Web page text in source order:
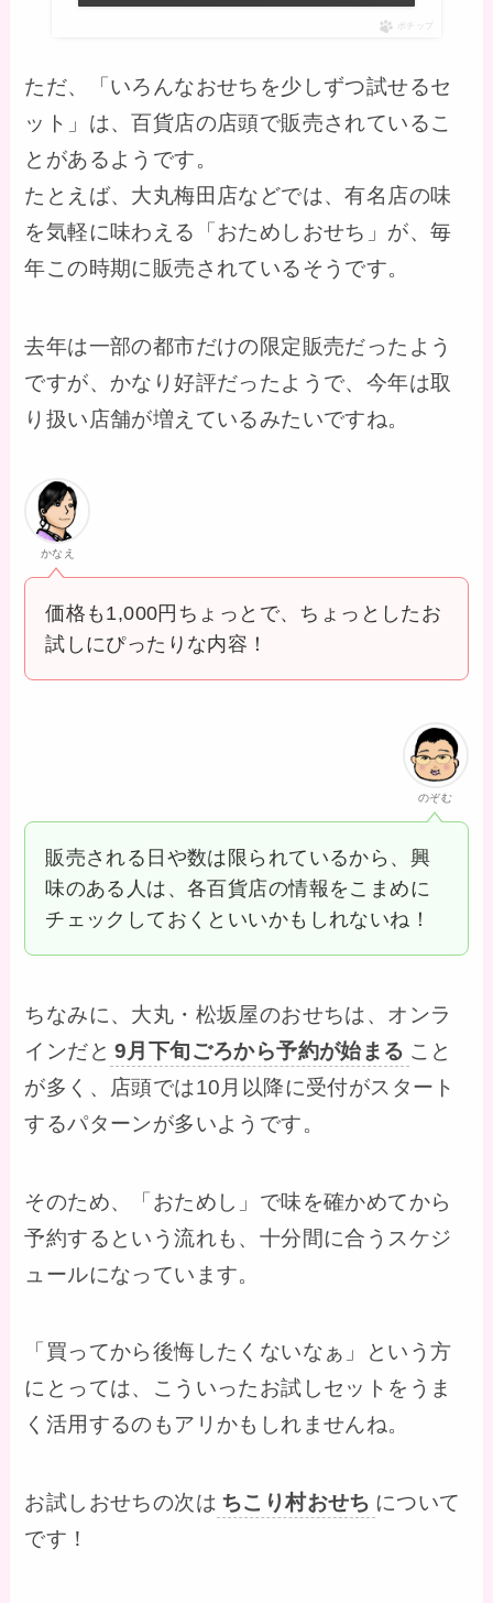
ポチップ
ただ、「いろんなおせちを少しずつ試せるセ
ット」は、百貨店の店頭で販売されているこ
とがあるようです。
たとえば、大丸梅田店などでは、有名店の味
を気軽に味わえる「おためしおせち」が、毎
年この時期に販売されているそうです。
去年は一部の都市だけの限定販売だったよう
ですが、かなり好評だったようで、今年は取
り扱い店舗が増えているみたいですね。
かなえ
価格も1,000円ちょっとで、ちょっとしたお
試しにぴったりな内容！
のぞむ
販売される日や数は限られているから、興
味のある人は、各百貨店の情報をこまめに
チェックしておくといいかもしれないね！
ちなみに、大丸・松坂屋のおせちは、オンラ
インだと 9月下旬ごろから予約が始まる こと
が多く、店頭では10月以降に受付がスタート
するパターンが多いようです。
そのため、「おためし」で味を確かめてから
予約するという流れも、十分間に合うスケジ
ュールになっています。
「買ってから後悔したくないなぁ」という方
にとっては、こういったお試しセットをうま
く活用するのもアリかもしれませんね。
お試しおせちの次は ちこり村おせち について
です！